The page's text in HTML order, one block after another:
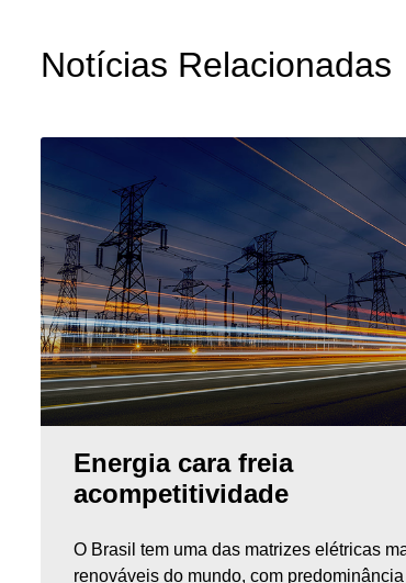
Notícias Relacionadas
Energia cara freia
acompetitividade
O Brasil tem uma das matrizes elétricas
renováveis do mundo, com predominância